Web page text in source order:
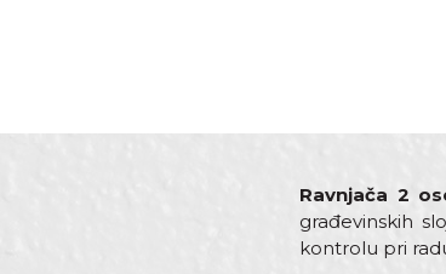
Ravnjača 2
građevinskih
kontrolu pri